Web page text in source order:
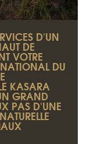
D'UN
DE
VOTRE
DU
KASARA
GRAND
PAS D'UNE